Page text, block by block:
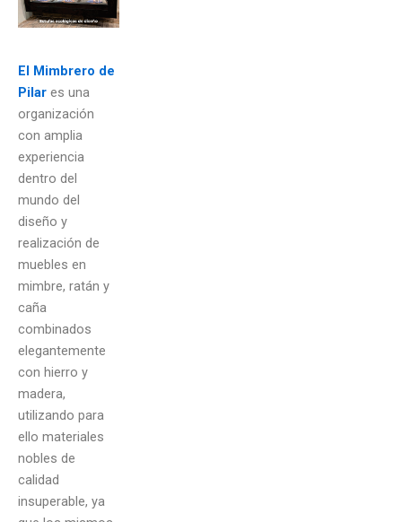
El Mimbrero de
Pilar es una
organización
con amplia
experiencia
dentro del
mundo del
diseño y
realización de
muebles en
mimbre, ratán y
caña
combinados
elegantemente
con hierro y
madera,
utilizando para
ello materiales
nobles de
calidad
insuperable, ya